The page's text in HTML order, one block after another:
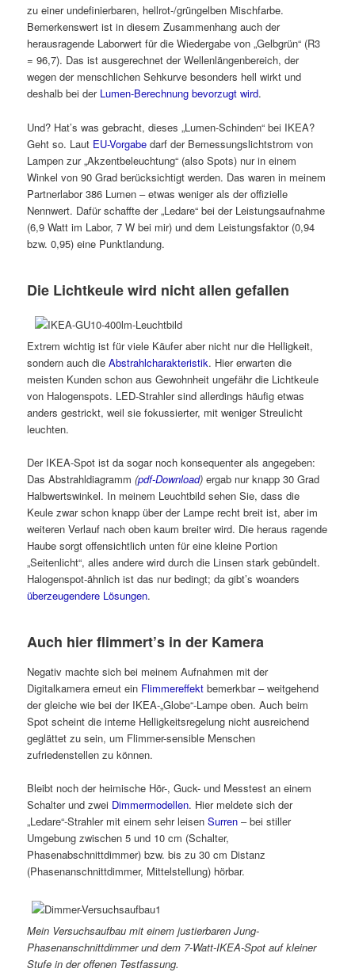
zu einer undefinierbaren, hellrot-/grüngelben Mischfarbe.
Bemerkenswert ist in diesem Zusammenhang auch der
herausragende Laborwert für die Wiedergabe von „Gelbgrün“ (R3
= 96,7). Das ist ausgerechnet der Wellenlängenbereich, der
wegen der menschlichen Sehkurve besonders hell wirkt und
deshalb bei der Lumen-Berechnung bevorzugt wird.
Und? Hat’s was gebracht, dieses „Lumen-Schinden“ bei IKEA?
Geht so. Laut EU-Vorgabe darf der Bemessungslichtstrom von
Lampen zur „Akzentbeleuchtung“ (also Spots) nur in einem
Winkel von 90 Grad berücksichtigt werden. Das waren in meinem
Partnerlabor 386 Lumen – etwas weniger als der offizielle
Nennwert. Dafür schaffte der „Ledare“ bei der Leistungsaufnahme
(6,9 Watt im Labor, 7 W bei mir) und dem Leistungsfaktor (0,94
bzw. 0,95) eine Punktlandung.
Die Lichtkeule wird nicht allen gefallen
Extrem wichtig ist für viele Käufer aber nicht nur die Helligkeit,
sondern auch dieAbstrahlcharakteristik. Hier erwarten die
meisten Kunden schon aus Gewohnheit ungefähr die Lichtkeule
von Halogenspots. LED-Strahler sind allerdings häufig etwas
anders gestrickt, weil sie fokussierter, mit weniger Streulicht
leuchten.
Der IKEA-Spot ist da sogar noch konsequenter als angegeben:
Das Abstrahldiagramm(pdf-Download) ergab nur knapp 30 Grad
Halbwertswinkel. In meinem Leuchtbild sehen Sie, dass die
Keule zwar schon knapp über der Lampe recht breit ist, aber im
weiteren Verlauf nach oben kaum breiter wird. Die heraus ragende
Haube sorgt offensichtlich unten für eine kleine Portion
„Seitenlicht“, alles andere wird durch die Linsen stark gebündelt.
Halogenspot-ähnlich ist das nur bedingt; da gibt’s woanders
überzeugendere Lösungen.
Auch hier flimmert’s in der Kamera
Negativ machte sich bei meinem Aufnahmen mit der
Digitalkamera erneut ein Flimmereffekt bemerkbar – weitgehend
der gleiche wie bei der IKEA-„Globe“-Lampe oben. Auch beim
Spot scheint die interne Helligkeitsregelung nicht ausreichend
geglättet zu sein, um Flimmer-sensible Menschen
zufriedenstellen zu können.
Bleibt noch der heimische Hör-, Guck- und Messtest an einem
Schalter und zwei Dimmermodellen. Hier meldete sich der
„Ledare“-Strahler mit einem sehr leisenSurren – bei stiller
Umgebung zwischen 5 und 10 cm (Schalter,
Phasenabschnittdimmer) bzw. bis zu 30 cm Distanz
(Phasenanschnittdimmer, Mittelstellung) hörbar.
Mein Versuchsaufbau mit einem justierbaren Jung-
Phasenanschnittdimmer und dem 7-Watt-IKEA-Spot auf kleiner
Stufe in der offenen Testfassung.